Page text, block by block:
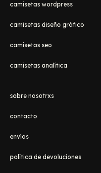
camisetas wordpress
camisetas diseño gráfico
camisetas seo
camisetas analítica
sobre nosotrxs
contacto
envíos
política de devoluciones